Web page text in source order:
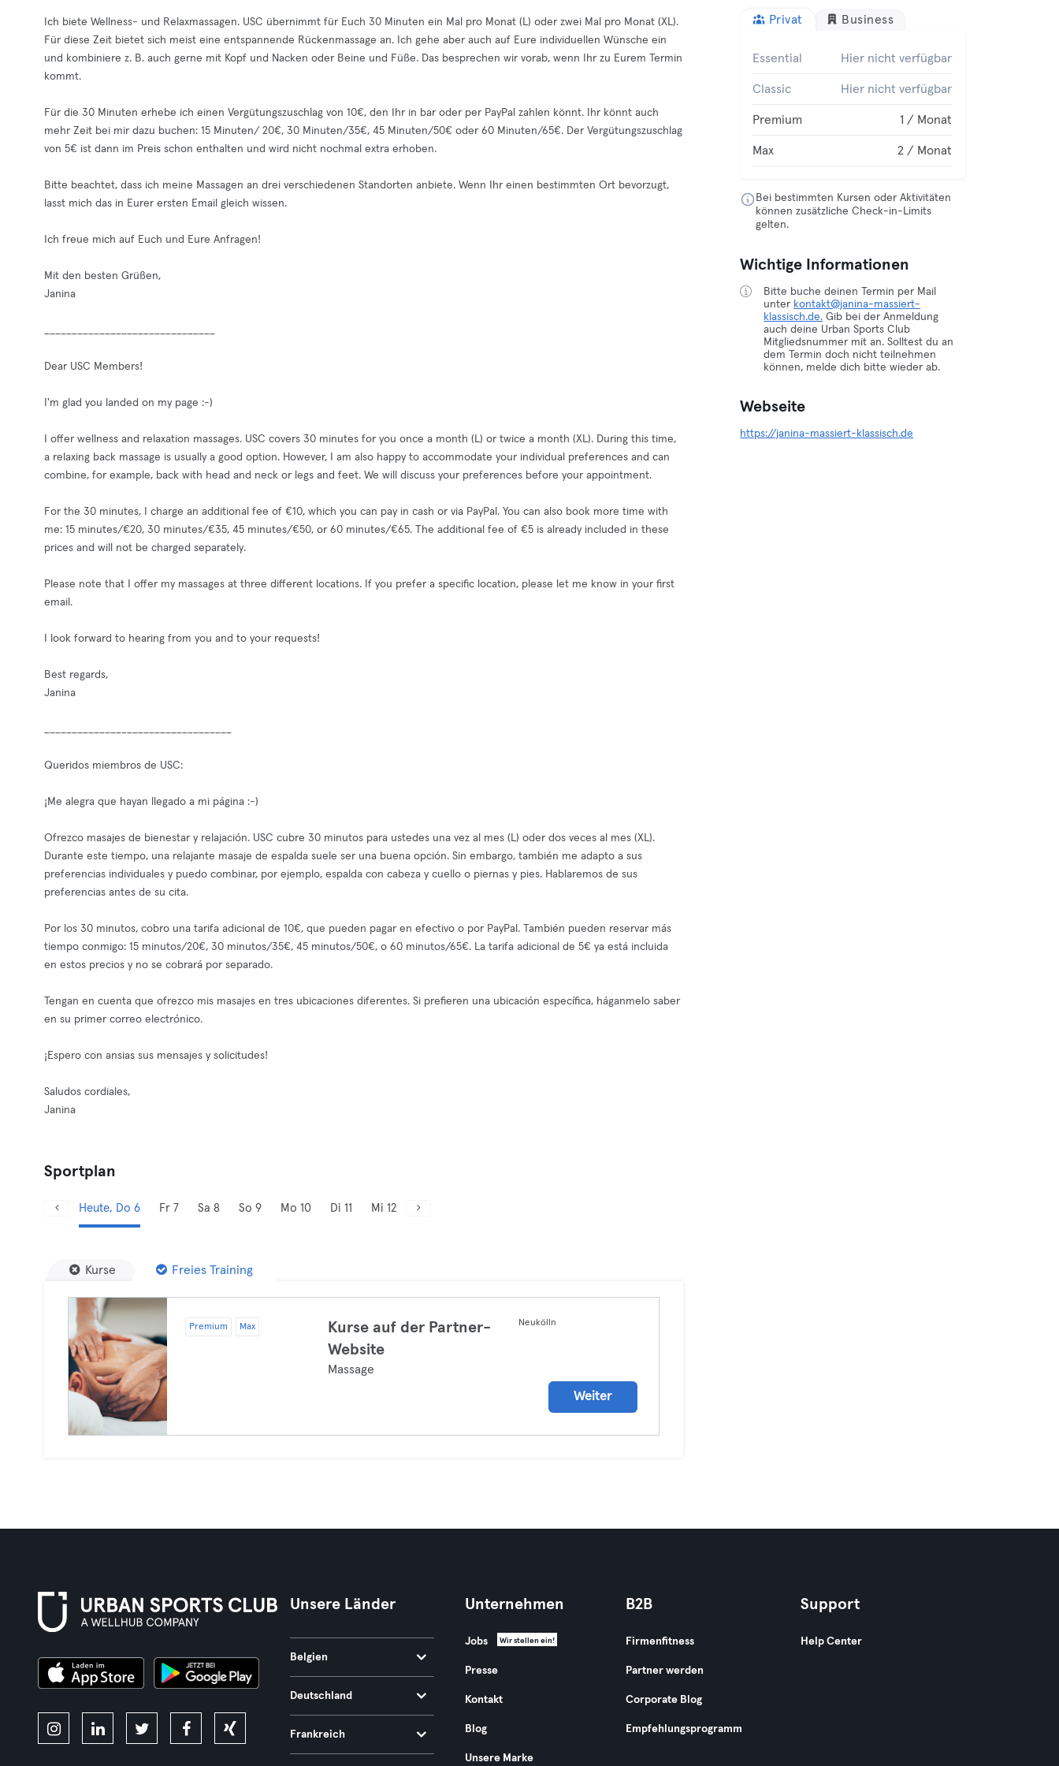
Ich biete Wellness- und Relaxmassagen. USC übernimmt für Euch 30 Minuten ein Mal pro Monat (L) oder zwei Mal pro Monat (XL).
Für diese Zeit bietet sich meist eine entspannende Rückenmassage an. Ich gehe aber auch auf Eure individuellen Wünsche ein
und kombiniere z. B. auch gerne mit Kopf und Nacken oder Beine und Füße. Das besprechen wir vorab, wenn Ihr zu Eurem Termin
kommt.
Für die 30 Minuten erhebe ich einen Vergütungszuschlag von 10€, den Ihr in bar oder per PayPal zahlen könnt. Ihr könnt auch
mehr Zeit bei mir dazu buchen: 15 Minuten/ 20€, 30 Minuten/35€, 45 Minuten/50€ oder 60 Minuten/65€. Der Vergütungszuschlag
von 5€ ist dann im Preis schon enthalten und wird nicht nochmal extra erhoben.
Bitte beachtet, dass ich meine Massagen an drei verschiedenen Standorten anbiete. Wenn Ihr einen bestimmten Ort bevorzugt,
lasst mich das in Eurer ersten Email gleich wissen.
Ich freue mich auf Euch und Eure Anfragen!
Mit den besten Grüßen,
Janina
Dear USC Members!
I'm glad you landed on my page :-)
I offer wellness and relaxation massages. USC covers 30 minutes for you once a month (L) or twice a month (XL). During this time,
a relaxing back massage is usually a good option. However, I am also happy to accommodate your individual preferences and can
combine, for example, back with head and neck or legs and feet. We will discuss your preferences before your appointment.
For the 30 minutes, I charge an additional fee of €10, which you can pay in cash or via PayPal. You can also book more time with
me: 15 minutes/€20, 30 minutes/€35, 45 minutes/€50, or 60 minutes/€65. The additional fee of €5 is already included in these
prices and will not be charged separately.
Please note that I offer my massages at three different locations. If you prefer a specific location, please let me know in your first
email.
I look forward to hearing from you and to your requests!
Best regards,
Janina
Queridos miembros de USC:
¡Me alegra que hayan llegado a mi página :-)
Ofrezco masajes de bienestar y relajación. USC cubre 30 minutos para ustedes una vez al mes (L) oder dos veces al mes (XL).
Durante este tiempo, una relajante masaje de espalda suele ser una buena opción. Sin embargo, también me adapto a sus
preferencias individuales y puedo combinar, por ejemplo, espalda con cabeza y cuello o piernas y pies. Hablaremos de sus
preferencias antes de su cita.
Por los 30 minutos, cobro una tarifa adicional de 10€, que pueden pagar en efectivo o por PayPal. También pueden reservar más
tiempo conmigo: 15 minutos/20€, 30 minutos/35€, 45 minutos/50€, o 60 minutos/65€. La tarifa adicional de 5€ ya está incluida
en estos precios y no se cobrará por separado.
Tengan en cuenta que ofrezco mis masajes en tres ubicaciones diferentes. Si prefieren una ubicación específica, háganmelo saber
en su primer correo electrónico.
¡Espero con ansias sus mensajes y solicitudes!
Saludos cordiales,
Janina
Sportplan
Heute, Do 6 Fr 7 Sa 8 So 9 Mo 10 Di 11 Mi 12
Kurse Freies Training
Premium Max
Kurse auf der Partner-
Website
Massage
Neukölln
Weiter
Privat Business
Essential Hier nicht verfügbar
Classic Hier nicht verfügbar
Premium 1 / Monat
Max 2 / Monat
Bei bestimmten Kursen oder Aktivitäten
können zusätzliche Check-in-Limits
gelten.
Wichtige Informationen
Bitte buche deinen Termin per Mail
unter kontakt@janina-massiert-
klassisch.de. Gib bei der Anmeldung
auch deine Urban Sports Club
Mitgliedsnummer mit an. Solltest du an
dem Termin doch nicht teilnehmen
können, melde dich bitte wieder ab.
Webseite
https://janina-massiert-klassisch.de
Unsere Länder
Belgien
Deutschland
Frankreich
Unternehmen
Jobs Wir stellen ein!
Presse
Kontakt
Blog
Unsere Marke
B2B
Firmenfitness
Partner werden
Corporate Blog
Empfehlungsprogramm
Support
Help Center